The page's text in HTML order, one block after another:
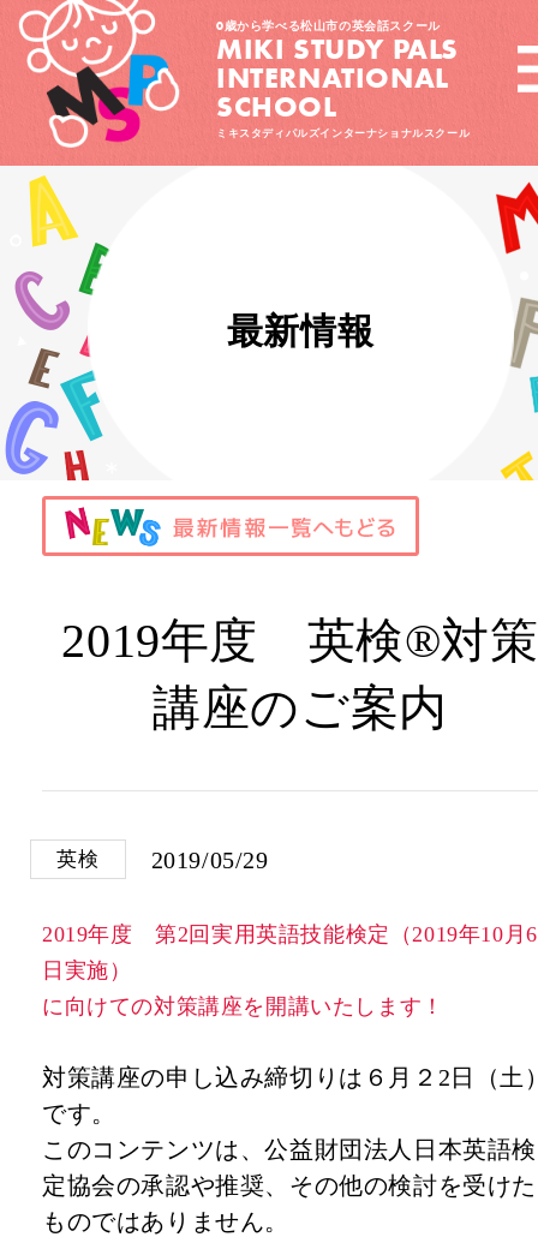
0歳から学べる松山市の英会話スクール
MIKI STUDY PALS
INTERNATIONAL
SCHOOL
ミキスタディパルズインターナショナルスクール
最新情報
2019年度 英検®対策
講座のご案内
英検 2019/05/29
2019年度 第2回実用英語技能検定（2019年10月6
日実施）
に向けての対策講座を開講いたします！
対策講座の申し込み締切りは６月２2日（土
です。
このコンテンツは、公益財団法人日本英語検
定協会の承認や推奨、その他の検討を受けた
ものではありません。